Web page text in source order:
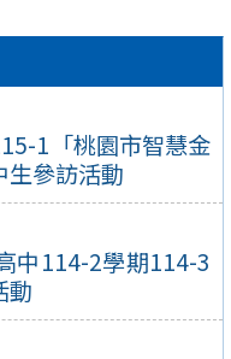
1「桃園市智慧金
生參訪活動
中114-2學期114-3
動